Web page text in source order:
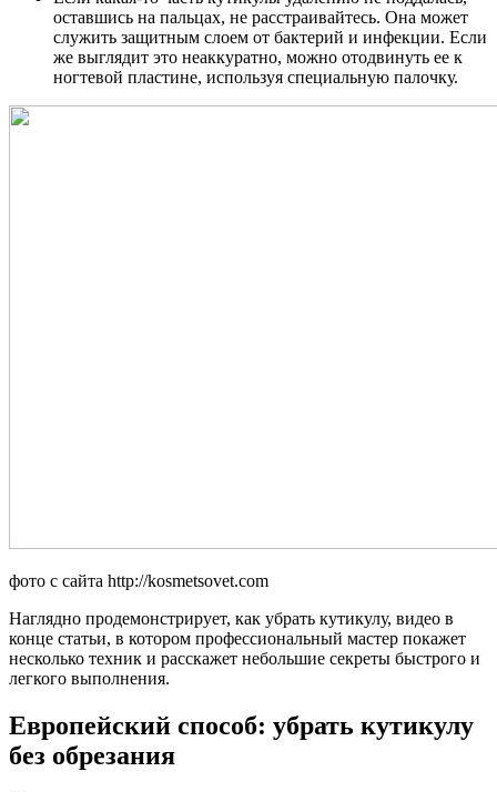
оставшись на пальцах, не расстраивайтесь. Она может
служить защитным слоем от бактерий и инфекции. Если
же выглядит это неаккуратно, можно отодвинуть ее к
ногтевой пластине, используя специальную палочку.
фото с сайта http://kosmetsovet.com
Наглядно продемонстрирует, как убрать кутикулу, видео в
конце статьи, в котором профессиональный мастер покажет
несколько техник и расскажет небольшие секреты быстрого и
легкого выполнения.
Европейский способ: убрать кутикулу
без обрезания